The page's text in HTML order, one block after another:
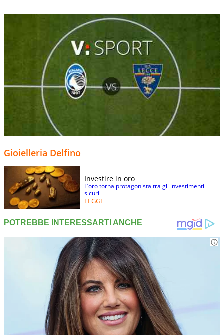
Gioielleria Delfino
Investire in oro
L’oro torna protagonista tra gli investimenti
sicuri
LEGGI